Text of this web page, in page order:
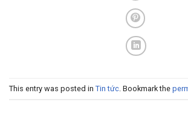
This entry was posted in Tin tức . Bookmark the